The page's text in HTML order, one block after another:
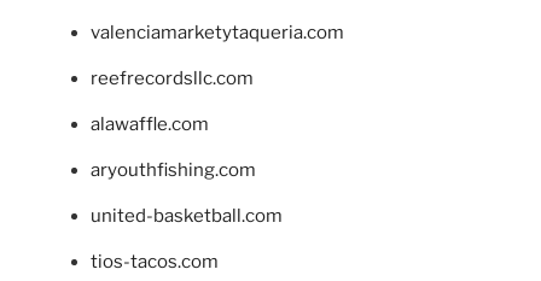
valenciamarketytaqueria.com
reefrecordsllc.com
alawaffle.com
aryouthfishing.com
united-basketball.com
tios-tacos.com